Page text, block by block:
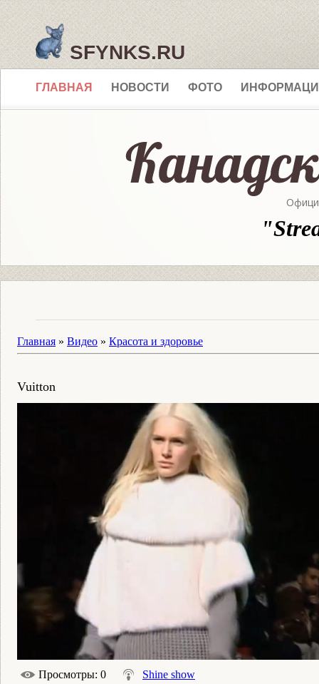
SFYNKS.RU
ГЛАВНАЯ НОВОСТИ ФОТО
Главная » Видео » Красота и здоровье
Vuitton
Просмотры: 0 Shine show